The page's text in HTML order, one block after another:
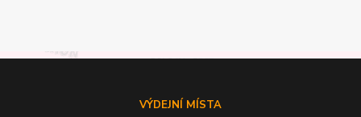
VÝDEJNÍ MÍSTA